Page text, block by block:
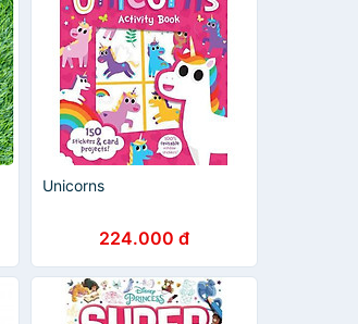
Unicorns
224.000 đ